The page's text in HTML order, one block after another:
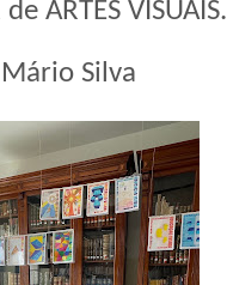
ARTES VISUAIS.
Silva